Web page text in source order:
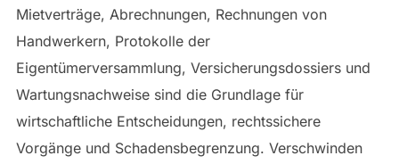
Mietverträge, Abrechnungen, Rechnungen von
Handwerkern, Protokolle der
Eigentümerversammlung, Versicherungsdossiers und
Wartungsnachweise sind die Grundlage für
wirtschaftliche Entscheidungen, rechtssichere
Vorgänge und Schadensbegrenzung. Verschwinden